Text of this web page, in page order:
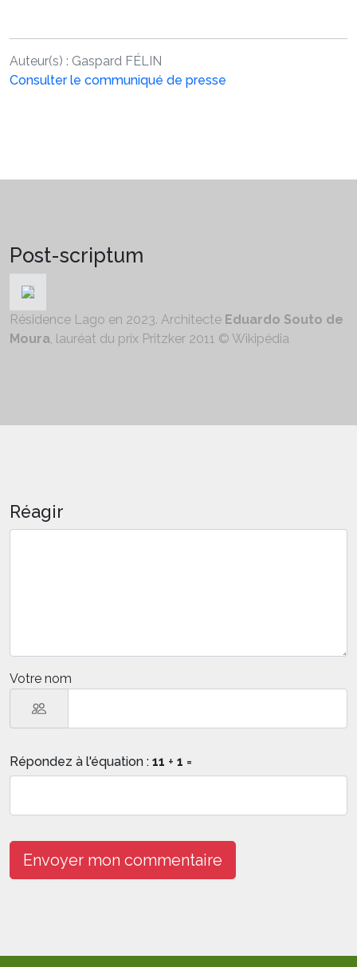
Auteur(s) : Gaspard FÉLIN
Consulter le communiqué de presse
Post-scriptum
Résidence Lago en 2023. Architecte Eduardo Souto de
Moura, lauréat du prix Pritzker 2011 © Wikipédia
Réagir
Votre nom
Répondez à l'équation : 11 + 1 =
Envoyer mon commentaire